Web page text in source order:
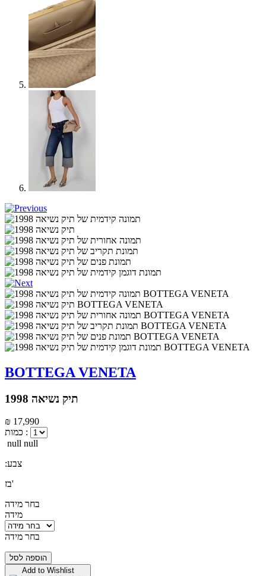
BOTTEGA VENETA
תיק נשיאה 1998
₪ 17,990
כמות :
null null
:צבע
בז'
בחר מידה
מידה
בחר מידה
הוספה לסל
Add to Wishlist